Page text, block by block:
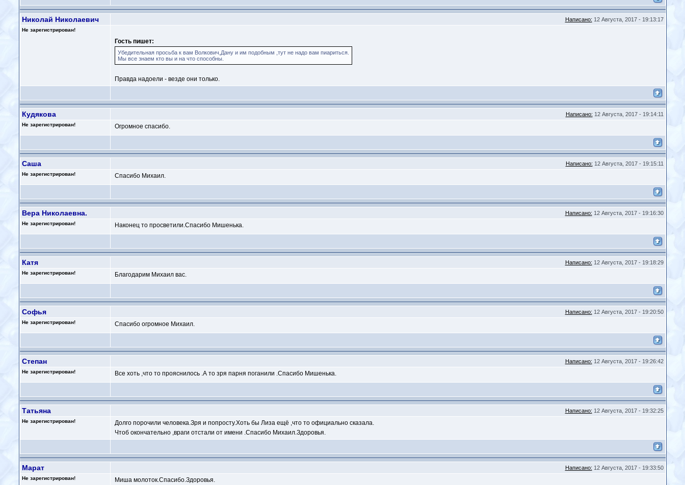
Николай Николаевич Написано: 12 Августа, 2017 - 19:13:17
Не зарегистрирован!
Гость пишет:
Убедительная просьба к вам Волкович,Дану и им подобным ,тут не надо вам пиариться.
Мы все знаем кто вы и на что способны.
Правда надоели - везде они только.
Кудякова Написано: 12 Августа, 2017 - 19:14:11
Не зарегистрирован! Огромное спасибо.
Саша Написано: 12 Августа, 2017 - 19:15:11
Не зарегистрирован! Спасибо Михаил.
Вера Николаевна. Написано: 12 Августа, 2017 - 19:16:30
Не зарегистрирован! Наконец то просветили.Спасибо Мишенька.
Катя Написано: 12 Августа, 2017 - 19:18:29
Не зарегистрирован! Благодарим Михаил вас.
Софья Написано: 12 Августа, 2017 - 19:20:50
Не зарегистрирован! Спасибо огромное Михаил.
Степан Написано: 12 Августа, 2017 - 19:26:42
Не зарегистрирован! Все хоть ,что то прояснилось .А то зря парня поганили .Спасибо Мишенька.
Татьяна Написано: 12 Августа, 2017 - 19:32:25
Не зарегистрирован!
Долго порочили человека.Зря и попросту.Хоть бы Лиза ещё ,что то официально сказала.
Чтоб окончательно ,враги отстали от имени .Спасибо Михаил.Здоровья.
Марат Написано: 12 Августа, 2017 - 19:33:50
Не зарегистрирован! Миша молоток.Спасибо.Здоровья.